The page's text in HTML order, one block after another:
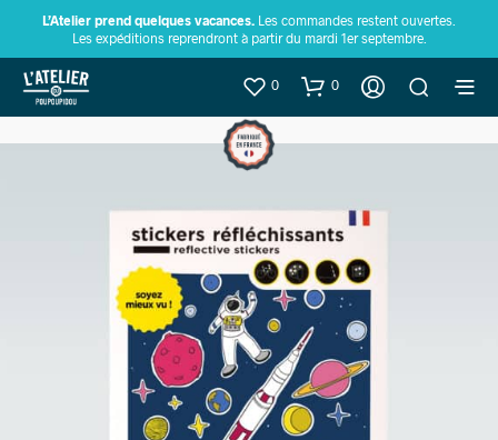
L’Atelier prend quelques vacances. Les commandes restent ouvertes.
Les expéditions reprendront à partir du mardi 1er septembre.
0 0